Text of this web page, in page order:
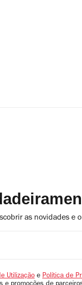
as novidades e
Utilização e Política de